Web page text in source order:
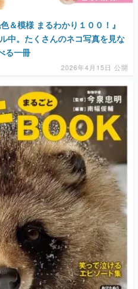
＆模様 まるわかり１００！』
中。たくさんのネコ写真を見な
る一冊
2026年4月15日 公開